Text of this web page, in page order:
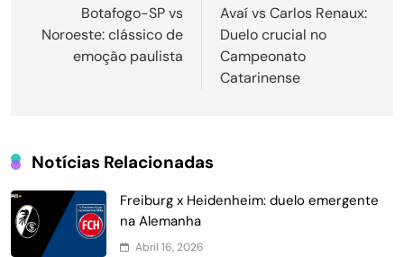
Post
Botafogo-SP vs
Noroeste: clássico de
emoção paulista
Avaí vs Carlos Renaux:
Duelo crucial no
Campeonato
Catarinense
Notícias Relacionadas
Freiburg x Heidenheim: duelo emergente
na Alemanha
Abril 16, 2026